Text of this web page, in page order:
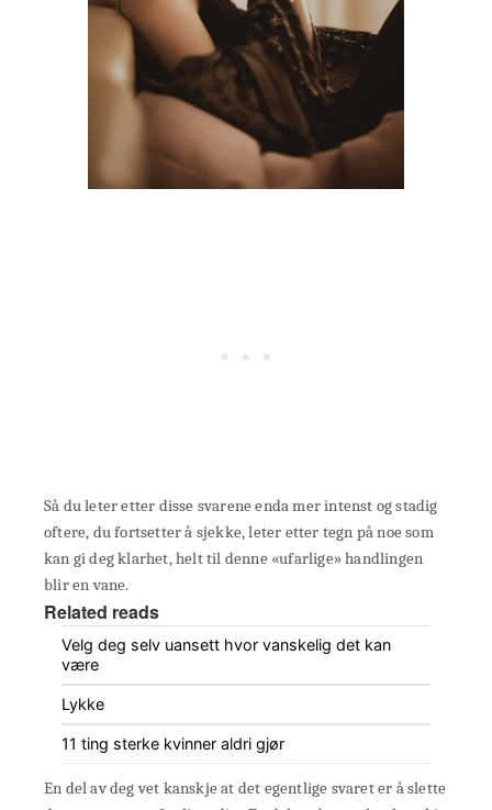
Så du leter etter disse svarene enda mer intenst og stadig
oftere, du fortsetter å sjekke, leter etter tegn på noe som
kan gi deg klarhet, helt til denne «ufarlige» handlingen
blir en vane.
Related reads
Velg deg selv uansett hvor vanskelig det kan
være
Lykke
11 ting sterke kvinner aldri gjør
En del av deg vet kanskje at det egentlige svaret er å slette